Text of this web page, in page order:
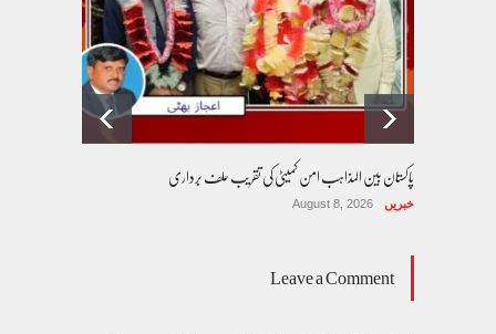
پاکستان بین المذاہب امن کمیٹی کی تقریب حلف برداری
خبریں August 8, 2026
Leave a Comment